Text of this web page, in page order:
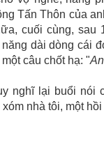
Tấn Thôn của
cuối cùng, sau
dài dòng cái
câu chốt hạ: "
nghĩ lại buổi nói
nhà tôi, một